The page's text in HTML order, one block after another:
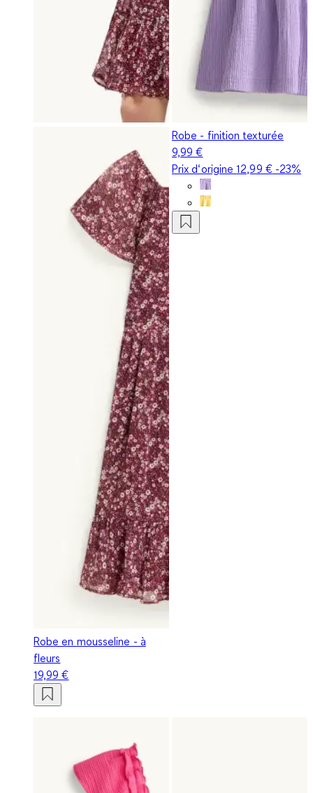
Robe en mousseline - à
fleurs
19,99 €
Robe - finition texturée
9,99 €
Prix d‘origine12,99 €-23%